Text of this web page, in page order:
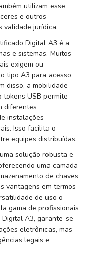
utilizam esse
e outros
validade jurídica.
Digital A3 é a
e sistemas. Muitos
exigem ou
tipo A3 para acesso
disso, a mobilidade
tokens USB permite
diferentes
instalações
Isso facilita o
equipes distribuídas.
solução robusta e
uma camada
de chaves
vantagens em termos
de uso o
gama de profissionais
A3, garante-se
eletrônicas, mas
legais e